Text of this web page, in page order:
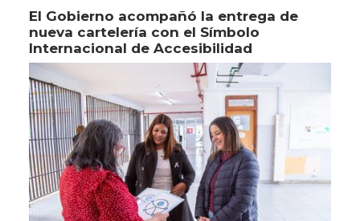
El Gobierno acompañó la entrega de
nueva cartelería con el Símbolo
Internacional de Accesibilidad